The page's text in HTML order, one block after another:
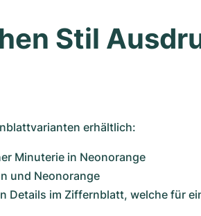
Stil
erhältlich:
Minuterie in Neonorange
und Neonorange
Details im Ziffernblatt, welche für